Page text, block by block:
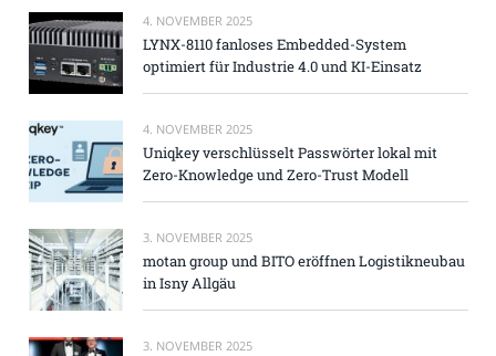
4. NOVEMBER 2025
LYNX-8110 fanloses Embedded-System
optimiert für Industrie 4.0 und KI-Einsatz
4. NOVEMBER 2025
Uniqkey verschlüsselt Passwörter lokal mit
Zero-Knowledge und Zero-Trust Modell
3. NOVEMBER 2025
motan group und BITO eröffnen Logistikneubau
in Isny Allgäu
3. NOVEMBER 2025